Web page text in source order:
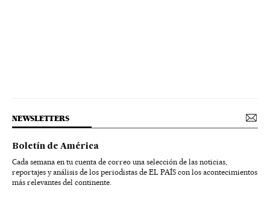
NEWSLETTERS
Boletín de América
Cada semana en tu cuenta de correo una selección de las noticias,
reportajes y análisis de los periodistas de EL PAÍS con los acontecimientos
más relevantes del continente.